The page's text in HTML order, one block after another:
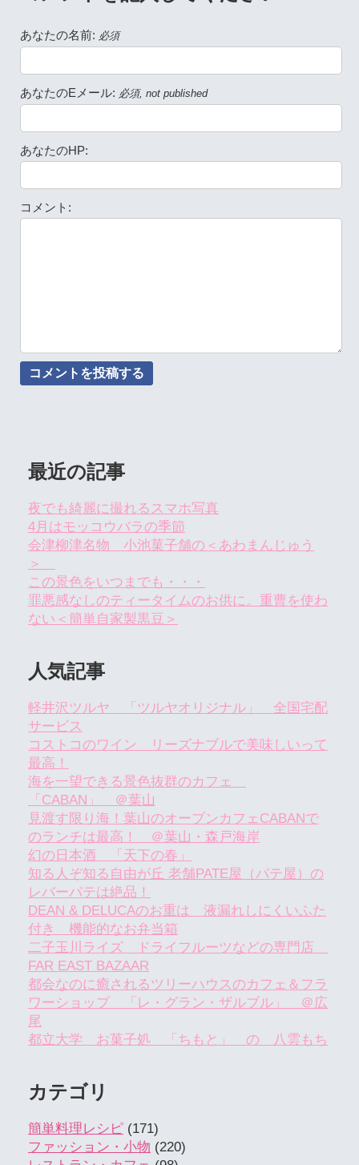
あなたの名前: 必須
あなたのEメール: 必須, not published
あなたのHP:
コメント:
最近の記事
夜でも綺麗に撮れるスマホ写真
4月はモッコウバラの季節
会津柳津名物 小池菓子舗の＜あわまんじゅう
＞
この景色をいつまでも・・・
罪悪感なしのティータイムのお供に。重曹を使わ
ない＜簡単自家製黒豆＞
人気記事
軽井沢ツルヤ 「ツルヤオリジナル」 全国宅配
サービス
コストコのワイン リーズナブルで美味しいって
最高！
海を一望できる景色抜群のカフェ
「CABAN」 ＠葉山
見渡す限り海！葉山のオープンカフェCABANで
のランチは最高！ ＠葉山・森戸海岸
幻の日本酒 「天下の春」
知る人ぞ知る自由が丘 老舗PATE屋（パテ屋）の
レバーパテは絶品！
DEAN & DELUCAのお重は 液漏れしにくいふた
付き 機能的なお弁当箱
二子玉川ライズ ドライフルーツなどの専門店
FAR EAST BAZAAR
都会なのに癒されるツリーハウスのカフェ＆フラ
ワーショップ 「レ・グラン・ザルブル」 ＠広
尾
都立大学 お菓子処 「ちもと」 の 八雲もち
カテゴリ
簡単料理レシピ (171)
ファッション・小物 (220)